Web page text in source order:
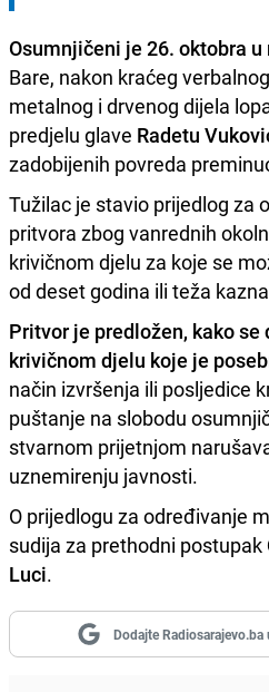
Osumnjičeni je 26. oktobra
Bare, nakon kraćeg
metalnog i drvenog dijela
predjelu glave Radetu
zadobijenih povreda
Tužilac je stavio prijedlog za
pritvora zbog vanrednih
krivičnom djelu za koje se
od deset godina ili teža
Pritvor je predložen, kako se
krivičnom djelu koje je
način izvršenja ili posljedice
puštanje na slobodu
stvarnom prijetnjom
uznemirenju javnosti.
O prijedlogu za određivanje
sudija za prethodni postupak
Luci.
Dodajte